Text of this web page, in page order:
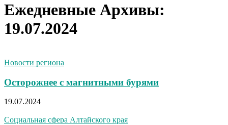
Ежедневные Архивы:
19.07.2024
Новости региона
Осторожнее с магнитными бурями
19.07.2024
Социальная сфера Алтайского края